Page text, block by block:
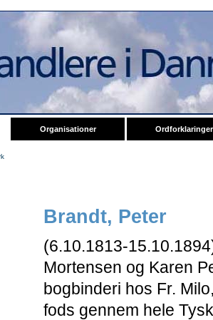
Organisationer Ordforklaringer
Brandt, Peter
(6.10.1813-
Mortensen og Karen
bogbinderi hos Fr.
fods gennem hele